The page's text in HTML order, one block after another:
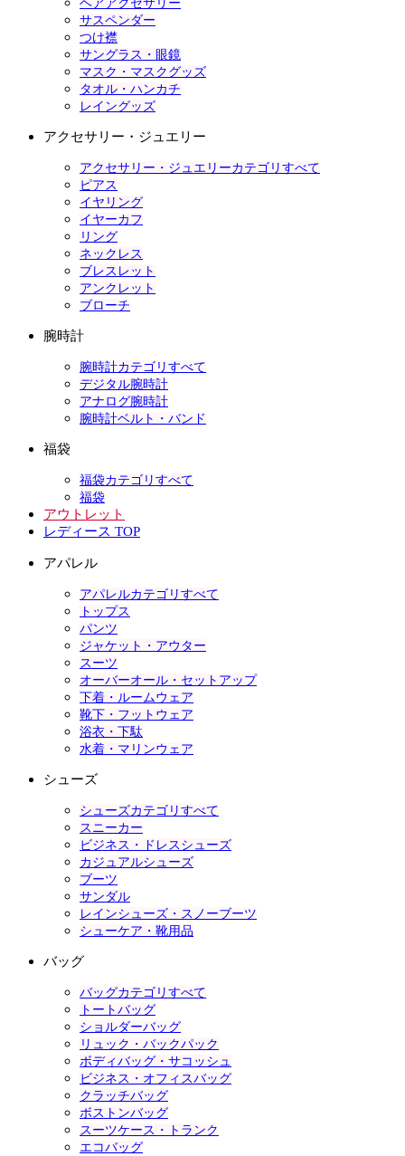
ヘアアクセサリー
サスペンダー
つけ襟
サングラス・眼鏡
マスク・マスクグッズ
タオル・ハンカチ
レイングッズ
アクセサリー・ジュエリー
アクセサリー・ジュエリーカテゴリすべて
ピアス
イヤリング
イヤーカフ
リング
ネックレス
ブレスレット
アンクレット
ブローチ
腕時計
腕時計カテゴリすべて
デジタル腕時計
アナログ腕時計
腕時計ベルト・バンド
福袋
福袋カテゴリすべて
福袋
アウトレット
レディース TOP
アパレル
アパレルカテゴリすべて
トップス
パンツ
ジャケット・アウター
スーツ
オーバーオール・セットアップ
下着・ルームウェア
靴下・フットウェア
浴衣・下駄
水着・マリンウェア
シューズ
シューズカテゴリすべて
スニーカー
ビジネス・ドレスシューズ
カジュアルシューズ
ブーツ
サンダル
レインシューズ・スノーブーツ
シューケア・靴用品
バッグ
バッグカテゴリすべて
トートバッグ
ショルダーバッグ
リュック・バックパック
ボディバッグ・サコッシュ
ビジネス・オフィスバッグ
クラッチバッグ
ボストンバッグ
スーツケース・トランク
エコバッグ